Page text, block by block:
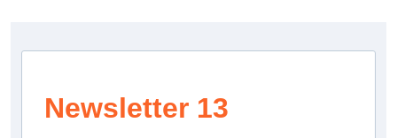
Newsletter 13